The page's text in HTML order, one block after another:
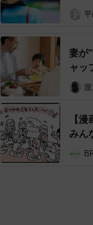
って言ってたの思い
「高校時代に男友達
「これウチのカーチ
なくなった彼も強
「昔フロントのバイ
など数々の共感の声
白秋さんにお話をう
平
妻が
ャッ
【
みん